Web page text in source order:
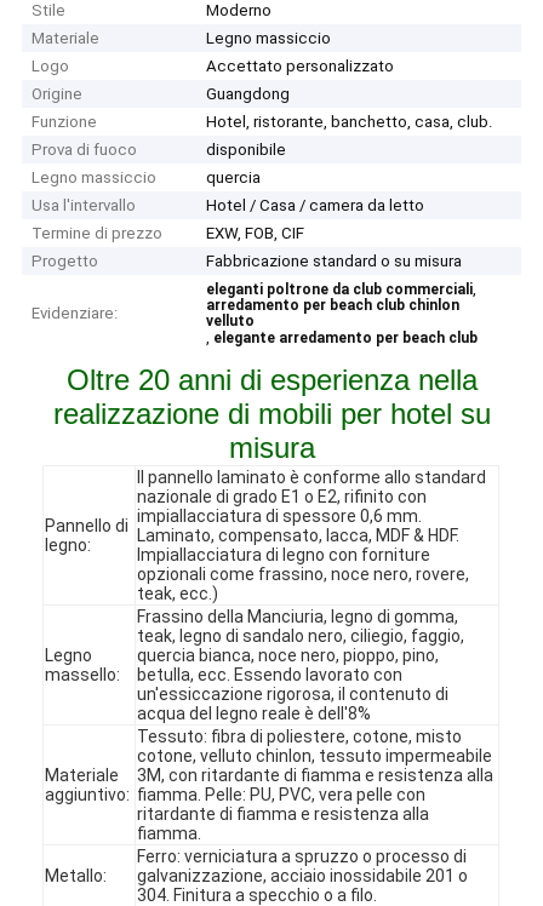
Stile
Moderno
Materiale
Legno massiccio
Logo
Accettato personalizzato
Origine
Guangdong
Funzione
Hotel, ristorante, banchetto, casa, club.
Prova di fuoco
disponibile
Legno massiccio
quercia
Usa l'intervallo
Hotel / Casa / camera da letto
Termine di prezzo
EXW, FOB, CIF
Progetto
Fabbricazione standard o su misura
Evidenziare:
eleganti poltrone da club commerciali,
arredamento per beach club chinlon
velluto
, elegante arredamento per beach club
Oltre 20 anni di esperienza nella
realizzazione di mobili per hotel su
misura
Pannello di
legno:
Il pannello laminato è conforme allo standard
nazionale di grado E1 o E2, rifinito con
impiallacciatura di spessore 0,6 mm.
Laminato, compensato, lacca, MDF & HDF.
Impiallacciatura di legno con forniture
opzionali come frassino, noce nero, rovere,
teak, ecc.)
Legno
massello:
Frassino della Manciuria, legno di gomma,
teak, legno di sandalo nero, ciliegio, faggio,
quercia bianca, noce nero, pioppo, pino,
betulla, ecc. Essendo lavorato con
un'essiccazione rigorosa, il contenuto di
acqua del legno reale è dell'8%
Materiale
aggiuntivo:
Tessuto: fibra di poliestere, cotone, misto
cotone, velluto chinlon, tessuto impermeabile
3M, con ritardante di fiamma e resistenza alla
fiamma. Pelle: PU, PVC, vera pelle con
ritardante di fiamma e resistenza alla
fiamma.
Metallo:
Ferro: verniciatura a spruzzo o processo di
galvanizzazione, acciaio inossidabile 201 o
304. Finitura a specchio o a filo.